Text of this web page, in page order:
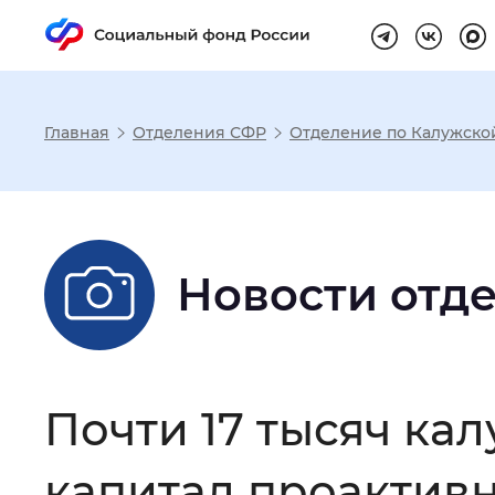
Настройка
Размер шрифта
Шрифт
Интервал между буквами
Главная Отделения СФР Отделение по
Новости
Почти 17 тысяч